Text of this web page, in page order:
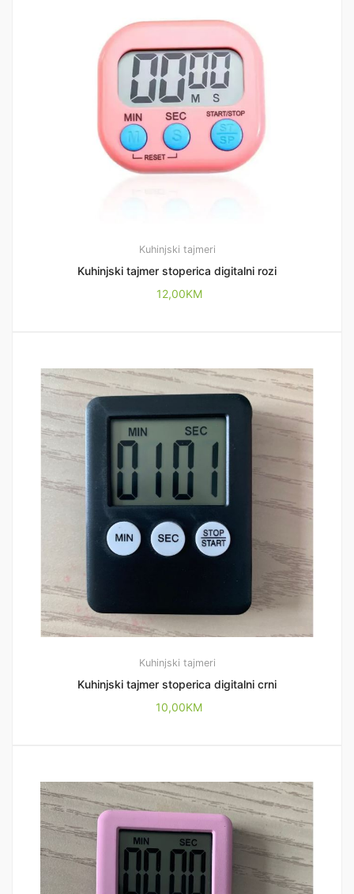
Kuhinjski tajmeri
Kuhinjski tajmer stoperica digitalni rozi
12,00KM
Kuhinjski tajmeri
Kuhinjski tajmer stoperica digitalni crni
10,00KM